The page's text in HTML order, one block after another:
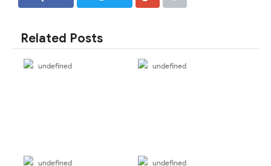
Related Posts
undefined undefined
undefined undefined